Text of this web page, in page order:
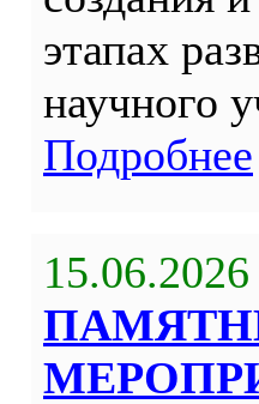
этапах
научного
Подробнее
15.06.2026